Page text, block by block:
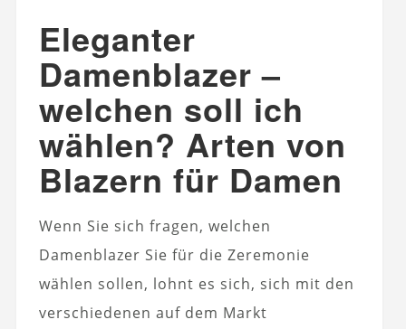
Eleganter
Damenblazer –
welchen soll ich
wählen? Arten von
Blazern für Damen
Wenn Sie sich fragen, welchen
Damenblazer Sie für die Zeremonie
wählen sollen, lohnt es sich, sich mit den
verschiedenen auf dem Markt